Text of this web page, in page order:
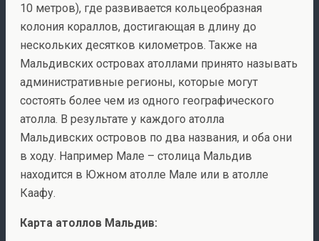
10 метров), где развивается кольцеобразная
колония кораллов, достигающая в длину до
нескольких десятков километров. Также на
Мальдивских островах атоллами принято называть
административные регионы, которые могут
состоять более чем из одного географического
атолла. В результате у каждого атолла
Мальдивских островов по два названия, и оба они
в ходу. Например Мале – столица Мальдив
находится в Южном атолле Мале или в атолле
Каафу.
Карта атоллов Мальдив: